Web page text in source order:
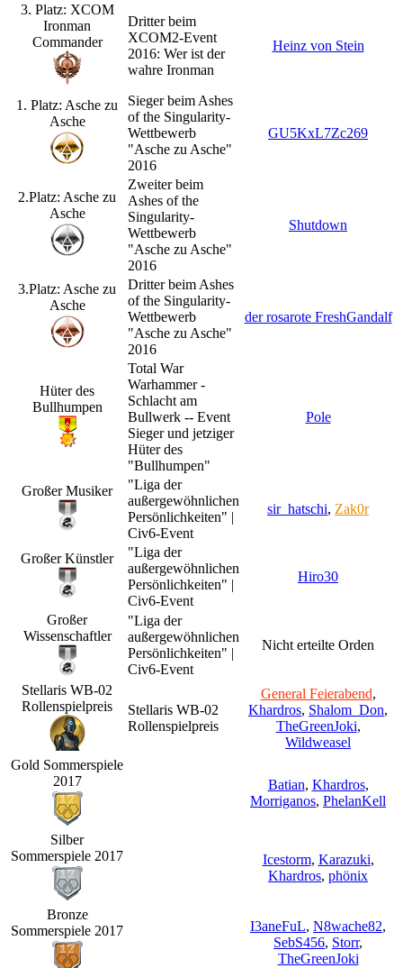
3. Platz: XCOM
Ironman
Commander
Dritter beim
XCOM2-Event
2016: Wer ist der
wahre Ironman
Heinz von Stein
1. Platz: Asche zu
Asche
Sieger beim Ashes
of the Singularity-
Wettbewerb
"Asche zu Asche"
2016
GU5KxL7Zc269
2.Platz: Asche zu
Asche
Zweiter beim
Ashes of the
Singularity-
Wettbewerb
"Asche zu Asche"
2016
Shutdown
3.Platz: Asche zu
Asche
Dritter beim Ashes
of the Singularity-
Wettbewerb
"Asche zu Asche"
2016
der rosarote FreshGandalf
Hüter des
Bullhumpen
Total War
Warhammer -
Schlacht am
Bullwerk -- Event
Sieger und jetziger
Hüter des
"Bullhumpen"
Pole
Großer Musiker
"Liga der
außergewöhnlichen
Persönlichkeiten" |
Civ6-Event
sir_hatschi, Zak0r
Großer Künstler
"Liga der
außergewöhnlichen
Persönlichkeiten" |
Civ6-Event
Hiro30
Großer
Wissenschaftler
"Liga der
außergewöhnlichen
Persönlichkeiten" |
Civ6-Event
Nicht erteilte Orden
Stellaris WB-02
Rollenspielpreis
Stellaris WB-02
Rollenspielpreis
General Feierabend,
Khardros, Shalom_Don,
TheGreenJoki,
Wildweasel
Gold Sommerspiele
2017
Batian, Khardros,
Morriganos, PhelanKell
Silber
Sommerspiele 2017
Icestorm, Karazuki,
Khardros, phönix
Bronze
Sommerspiele 2017
I3aneFuL, N8wache82,
SebS456, Storr,
TheGreenJoki